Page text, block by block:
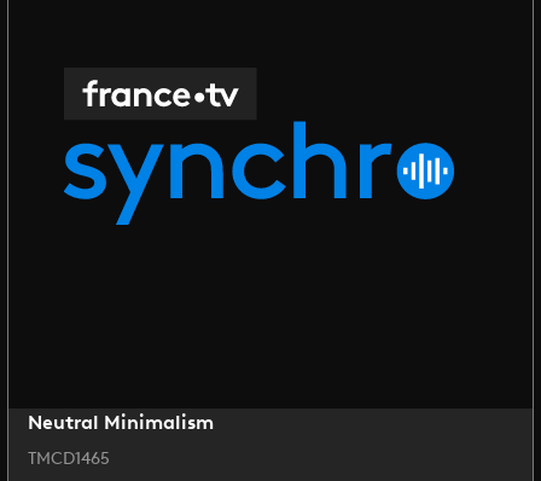
Neutral Minimalism
TMCD1465